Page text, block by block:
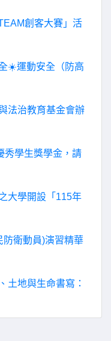
創客大賽」活
☀️運動安全（防高
法治教育基金會辦
秀學生獎學金，請
大學開設「115年
防衛動員)演習精華
土地與生命書寫：